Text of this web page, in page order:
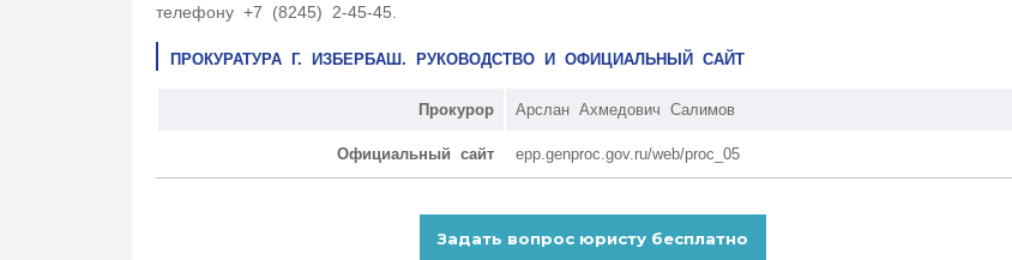
телефону +7 (8245) 2-45-45.
ПРОКУРАТУРА Г. ИЗБЕРБАШ. РУКОВОДСТВО И ОФИЦИАЛЬНЫЙ САЙТ
Прокурор Арслан Ахмедович Салимов
Официальный сайт epp.genproc.gov.ru/web/proc_05